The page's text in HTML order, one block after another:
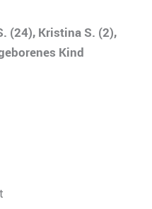
(24), Kristina S. (2),
Kind